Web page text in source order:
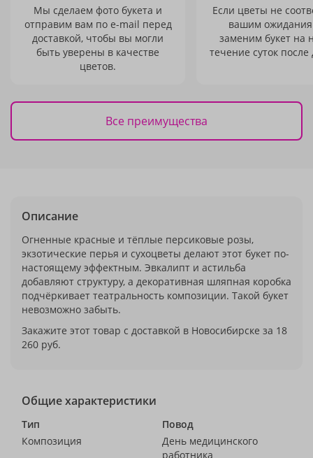
Мы сделаем фото букета и
отправим вам по e-mail перед
доставкой, чтобы вы могли
быть уверены в качестве
цветов.
Если цветы не
вашим
заменим букет на
течение суток после
Все преимущества
Описание
Огненные красные и тёплые персиковые розы,
экзотические перья и сухоцветы делают этот букет по-
настоящему эффектным. Эвкалипт и астильба
добавляют структуру, а декоративная шляпная коробка
подчёркивает театральность композиции. Такой букет
невозможно забыть.
Закажите этот товар с доставкой в Новосибирске за 18
260 руб.
Общие характеристики
Тип
Композиция
Повод
День медицинского
работника